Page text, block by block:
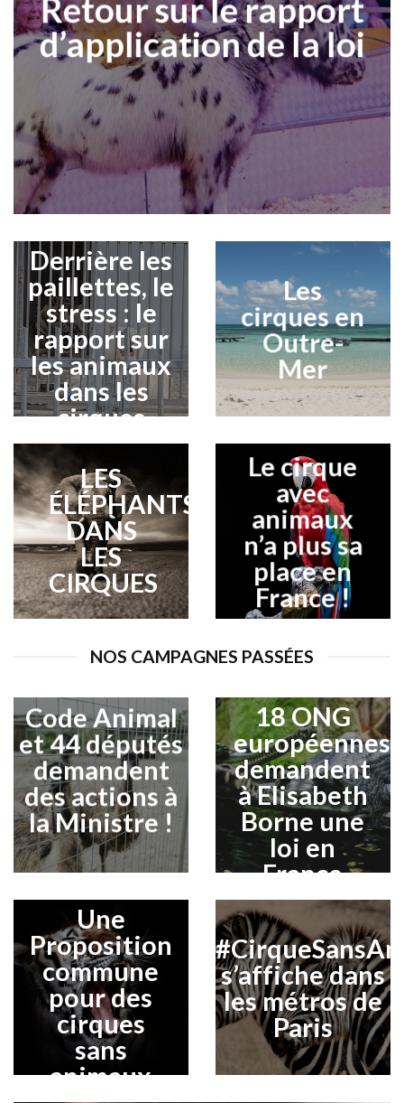
Retour sur le rapport
d’application de la loi
Derrière les
paillettes, le
stress : le
rapport sur
les animaux
dans les
cirques
Les
cirques en
Outre-
Mer
LES
ÉLÉPHANTS
DANS
LES
CIRQUES
Le cirque
avec
animaux
n’a plus sa
place en
France !
NOS CAMPAGNES PASSÉES
Code Animal
et 44 députés
demandent
des actions à
la Ministre !
18 ONG
européennes
demandent
à Elisabeth
Borne une
loi en
France
Une
Proposition
commune
pour des
cirques
sans
animaux
s’affiche dans
les métros de
Paris